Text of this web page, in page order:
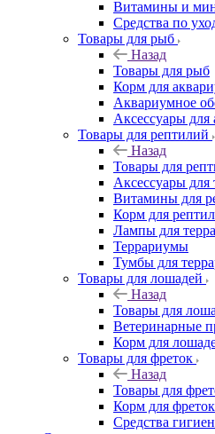
Витамины и
Средства по
Товары для рыб
Назад
Товары для рыб
Корм для
Аквариумное
Аксессуары для
Товары для рептилий
Назад
Товары для
Аксессуары для
Витамины для
Корм для
Лампы для
Террариумы
Тумбы для
Товары для лошадей
Назад
Товары для
Ветеринарные
Корм для
Товары для фреток
Назад
Товары для
Корм для фреток
Средства